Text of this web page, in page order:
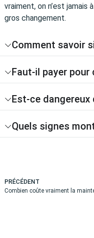
vraiment, on n’est jamais
gros changement.
Comment savoir
Faut-il payer pour
Est-ce
Quels signes
PRÉCÉDENT
Combien coûte vraiment la